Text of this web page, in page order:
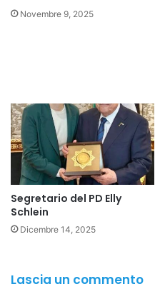
Novembre 9, 2025
Segretario del PD Elly
Schlein
Dicembre 14, 2025
Lascia un commento